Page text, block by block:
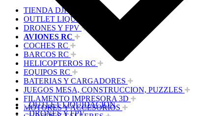
TIENDA DJI
OUTLET LIQUIDACION
DRONES Y FPV
AVIONES RC
COCHES RC
BARCOS RC
HELICOPTEROS RC
EQUIPOS RC
BATERIAS Y CARGADORES
JUEGOS MESA, CONSTRUCCION, PUZZLES
FILAMENTO IMPRESORA 3D
MOTORES Y ACCESORIOS
OUTLET LIQUIDACION
DRONES Y FPV